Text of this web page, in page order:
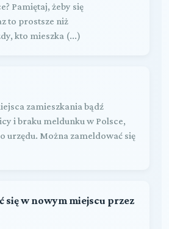
Pamiętaj, żeby się
to prostsze niż
kto mieszka (...)
zamieszkania bądź
i braku meldunku w Polsce,
urzędu. Można zameldować się
się w nowym miejscu przez